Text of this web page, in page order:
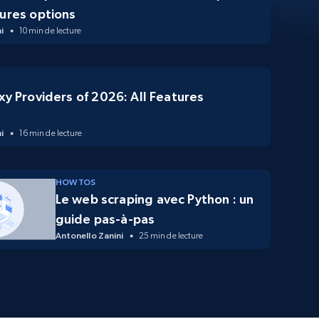
options
10 min de lecture
Providers of 2026: All Features
16 min de lecture
HOW TOS
Le web scraping avec Python : un
guide pas-à-pas
Antonello Zanini 25 min de lecture